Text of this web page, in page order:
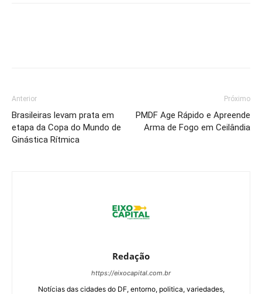
Anterior
Brasileiras levam prata em
etapa da Copa do Mundo de
Ginástica Rítmica
Próximo
PMDF Age Rápido e Apreende
Arma de Fogo em Ceilândia
Redação
https://eixocapital.com.br
Notícias das cidades do DF, entorno, politica, variedades,